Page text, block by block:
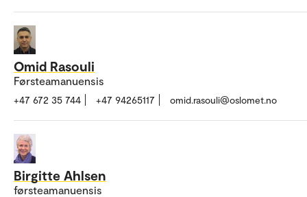
Omid Rasouli
Førsteamanuensis
+47 672 35 744 +47 94265117 omid.rasouli@oslomet.no
Birgitte Ahlsen
førsteamanuensis